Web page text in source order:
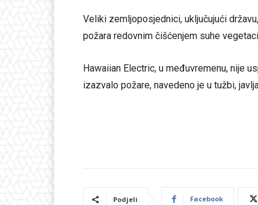
Veliki zemljoposjednici, uključujući
požara redovnim čišćenjem suhe
Hawaiian Electric, u međuvremenu, nije
izazvalo požare, navedeno je u tužbi,
Podjeli Facebook